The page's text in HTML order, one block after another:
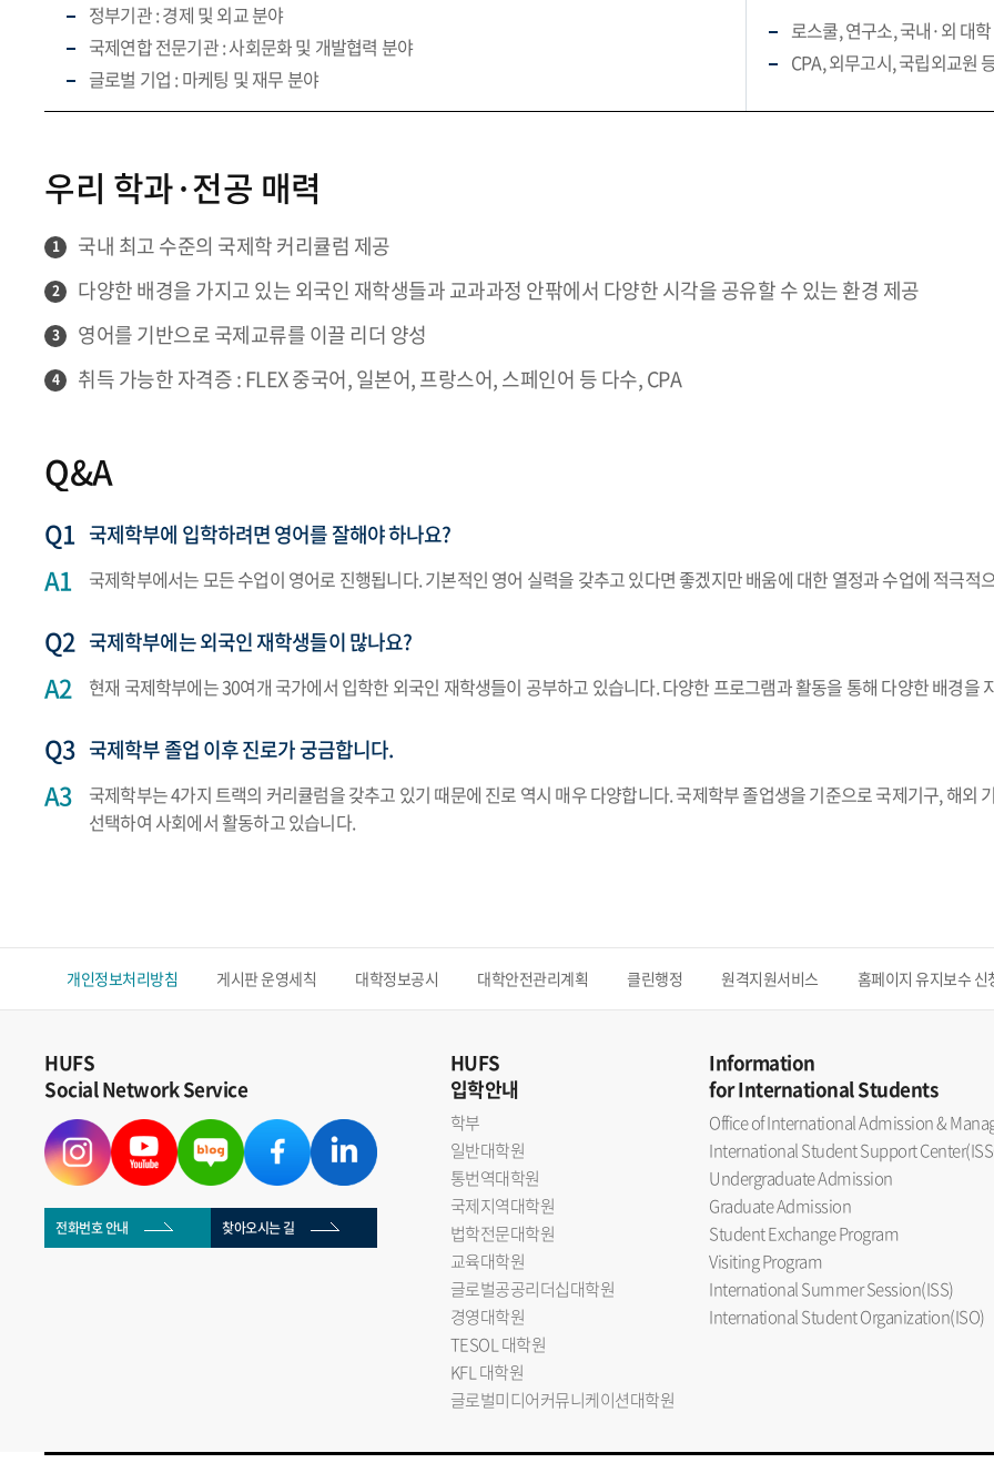
정부기관 : 경제 및 외교 분야
국제연합 전문기관 : 사회문화 및 개발협력 분야
글로벌 기업 : 마케팅 및 재무 분야
로스쿨, 연구소, 국내·외 대
CPA, 외무고시, 국립외교원
우리 학과·전공 매력
1 국내 최고 수준의 국제학 커리큘럼 제공
2 다양한 배경을 가지고 있는 외국인 재학생들과 교과과정 안팎에서 다양한 시각을 공유할 수 있는 환경 제공
3 영어를 기반으로 국제교류를 이끌 리더 양성
4 취득 가능한 자격증 : FLEX 중국어, 일본어, 프랑스어, 스페인어 등 다수, CPA
Q&A
국제학부에 입학하려면 영어를 잘해야 하나요?
국제학부에서는 모든 수업이 영어로 진행됩니다. 기본적인 영어 실력을 갖추고 있다면 좋겠지만 배움에 대한 열정과 수업에 적극
국제학부에는 외국인 재학생들이 많나요?
현재 국제학부에는 30여개 국가에서 입학한 외국인 재학생들이 공부하고 있습니다. 다양한 프로그램과 활동을 통해 다양한 배경을
국제학부 졸업 이후 진로가 궁금합니다.
국제학부는 4가지 트랙의 커리큘럼을 갖추고 있기 때문에 진로 역시 매우 다양합니다. 국제학부 졸업생을 기준으로 국제기구, 해외
선택하여 사회에서 활동하고 있습니다.
개인정보처리방침 게시판 운영세칙 대학정보공시 대학안전관리계획 클린행정 원격지원서비스 홈페이지 유지보수 신
HUFS
Social Network Service
전화번호 안내 찾아오시는 길
HUFS
입학안내
학부
일반대학원
통번역대학원
국제지역대학원
법학전문대학원
교육대학원
글로벌공공리더십대학원
경영대학원
TESOL 대학원
KFL 대학원
글로벌미디어커뮤니케이션대학원
Information
for International Students
Office of International Admission &
International Student Support
Undergraduate Admission
Graduate Admission
Student Exchange Program
Visiting Program
International Summer Session(ISS)
International Student Organization(ISO)